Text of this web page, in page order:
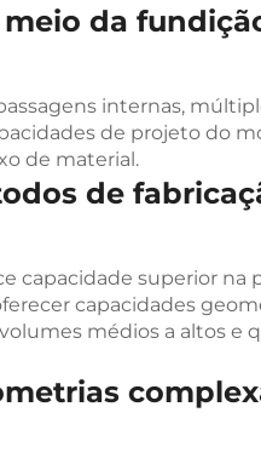
da
internas,
de projeto do
de material.
de
capacidade superior na
capacidades
médios a altos e